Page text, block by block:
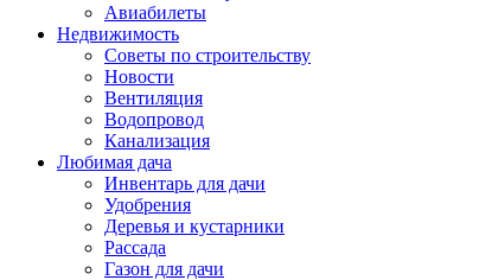
Авиабилеты
Недвижимость
Советы по строительству
Новости
Вентиляция
Водопровод
Канализация
Любимая дача
Инвентарь для дачи
Удобрения
Деревья и кустарники
Рассада
Газон для дачи